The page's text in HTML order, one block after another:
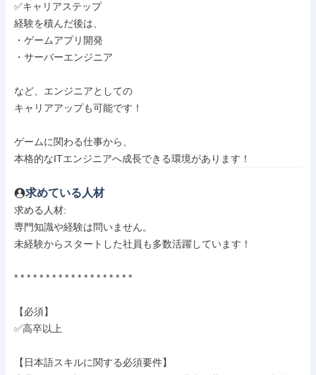
✅キャリアステップ
経験を積んだ後は、
・ゲームアプリ開発
・サーバーエンジニア
など、エンジニアとしての
キャリアアップも可能です！
ゲームに関わる仕事から、
本格的なITエンジニアへ成長できる環境があります！
求めている人材
求める人材:
専門知識や経験は問いません。
未経験からスタートした社員も多数活躍しています！
* * * * * * * * * * * * * * * * * * *
【必須】
✅高卒以上
【日本語スキルに関する必須要件】